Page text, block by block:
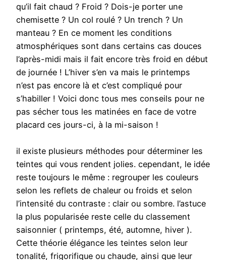
qu’il fait chaud ? Froid ? Dois-je porter une
chemisette ? Un col roulé ? Un trench ? Un
manteau ? En ce moment les conditions
atmosphériques sont dans certains cas douces
l’après-midi mais il fait encore très froid en début
de journée ! L’hiver s’en va mais le printemps
n’est pas encore là et c’est compliqué pour
s’habiller ! Voici donc tous mes conseils pour ne
pas sécher tous les matinées en face de votre
placard ces jours-ci, à la mi-saison !
il existe plusieurs méthodes pour déterminer les
teintes qui vous rendent jolies. cependant, le idée
reste toujours le même : regrouper les couleurs
selon les reflets de chaleur ou froids et selon
l’intensité du contraste : clair ou sombre. l’astuce
la plus popularisée reste celle du classement
saisonnier ( printemps, été, automne, hiver ).
Cette théorie élégance les teintes selon leur
tonalité, frigorifique ou chaude, ainsi que leur